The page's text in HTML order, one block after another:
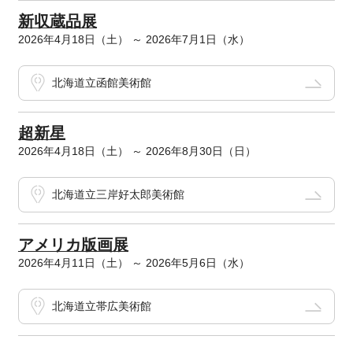
新収蔵品展
2026年4月18日（土） ～ 2026年7月1日（水）
北海道立函館美術館
超新星
2026年4月18日（土） ～ 2026年8月30日（日）
北海道立三岸好太郎美術館
アメリカ版画展
2026年4月11日（土） ～ 2026年5月6日（水）
北海道立帯広美術館